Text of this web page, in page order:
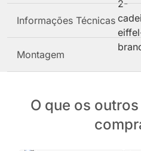
Informações Técnicas
Montagem
O que os